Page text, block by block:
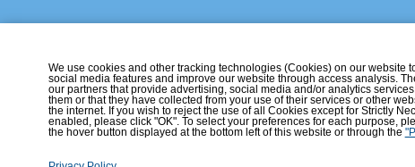
We use cookies and other tracking technologies (Cookies) on our website
social media features and improve our website through access analysis.
our partners that provide advertising, social media and/or analytics
them or that they have collected from your use of their services or other
the internet. If you wish to reject the use of all Cookies except for Strictly
enabled, please click "OK". To select your preferences for each purpose,
the hover button displayed at the bottom left of this website or through the